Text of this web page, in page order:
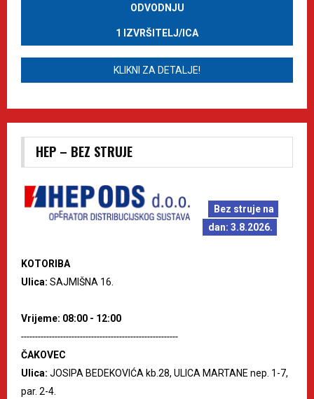
ODVODNJU
1 IZVRŠITELJ/ICA
KLIKNI ZA DETALJE!
HEP – BEZ STRUJE
Bez struje na
dan: 3.8.2026.
KOTORIBA
Ulica: SAJMIŠNA 16.
Vrijeme: 08:00 - 12:00
--------------------------------------------------------
ČAKOVEC
Ulica: JOSIPA BEDEKOVIĆA kb.28, ULICA MARTANE nep. 1-7,
par. 2-4.